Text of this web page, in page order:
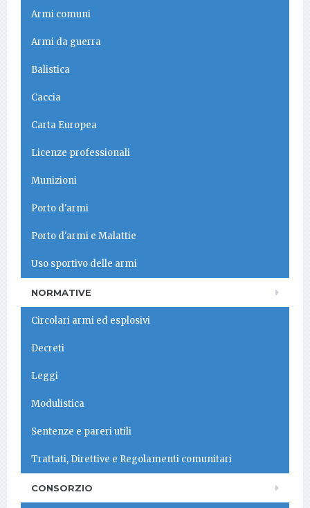
Armi comuni
Armi da guerra
Balistica
Caccia
Carta Europea
Licenze professionali
Munizioni
Porto d'armi
Porto d'armi e Malattie
Uso sportivo delle armi
NORMATIVE
Circolari armi ed esplosivi
Decreti
Leggi
Modulistica
Sentenze e pareri utili
Trattati, Direttive e Regolamenti comunitari
CONSORZIO